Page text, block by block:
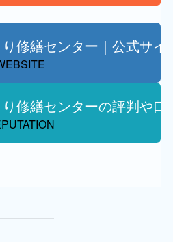
修繕センター｜公式サイ
修繕センターの評判や口